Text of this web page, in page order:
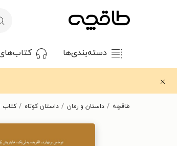
دسته‌بندی‌ها
طاقچه داستان و رمان داستان کوتاه کتاب